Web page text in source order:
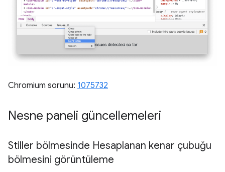
Chromium sorunu: 1075732
Nesne paneli güncellemeleri
Stiller bölmesinde Hesaplanan kenar çubuğu
bölmesini görüntüleme